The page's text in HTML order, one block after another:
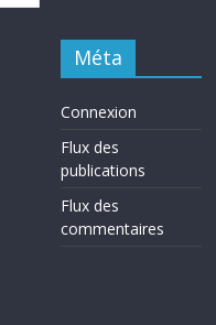
Méta
Connexion
Flux des
publications
Flux des
commentaires